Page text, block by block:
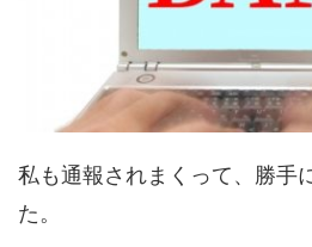
私も通報されまくって、勝手
た。